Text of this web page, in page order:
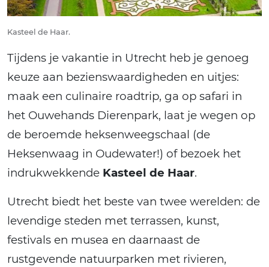
Kasteel de Haar.
Tijdens je vakantie in Utrecht heb je genoeg
keuze aan bezienswaardigheden en uitjes:
maak een culinaire roadtrip, ga op safari in
het Ouwehands Dierenpark, laat je wegen op
de beroemde heksenweegschaal (de
Heksenwaag in Oudewater!) of bezoek het
indrukwekkende Kasteel de Haar.
Utrecht biedt het beste van twee werelden: de
levendige steden met terrassen, kunst,
festivals en musea en daarnaast de
rustgevende natuurparken met rivieren,